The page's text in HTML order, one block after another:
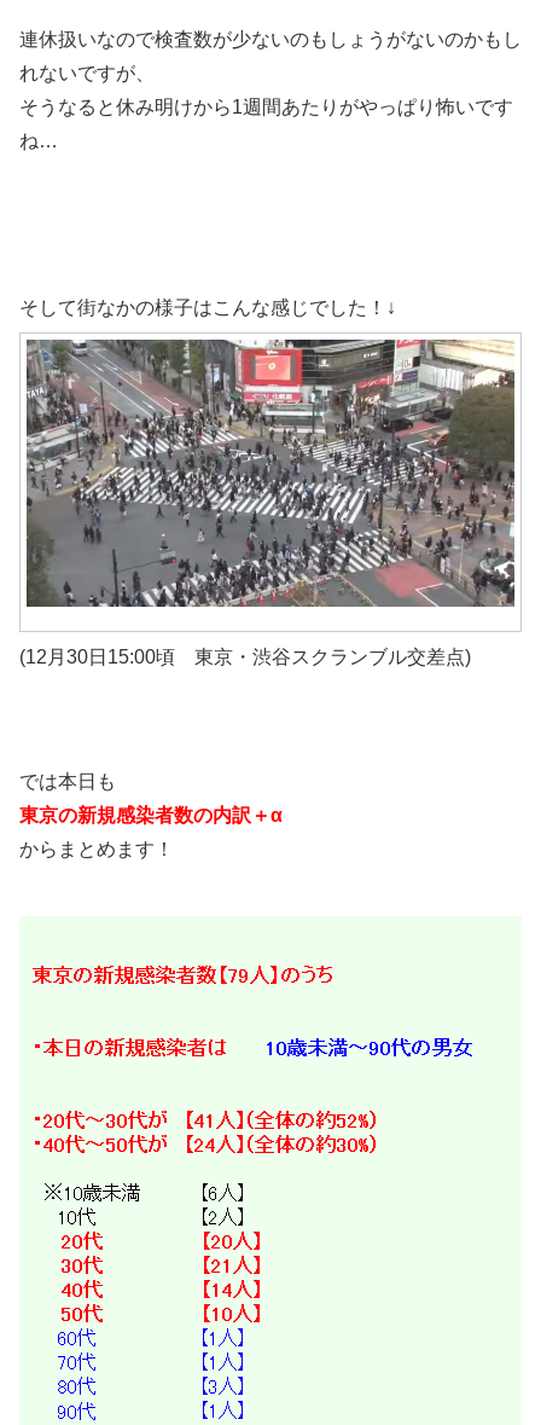
連休扱いなので検査数が少ないのもしょうがないのかもし
れないですが、
そうなると休み明けから1週間あたりがやっぱり怖いです
ね…
そして街なかの様子はこんな感じでした！↓
(12月30日15:00頃 東京・渋谷スクランブル交差点)
では本日も
東京の新規感染者数の内訳＋α
からまとめます！